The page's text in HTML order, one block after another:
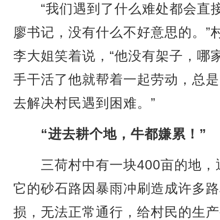
“我们遇到了什么难处都会直
廖书记，没有什么不好意思的。”
李大姐笑着说，“他没有架子，哪
手干活了他就帮着一起劳动，总
去解决村民遇到困难。”
“进去耕个地，牛都嫌累！”
三荷村中有一块400亩的地，
它的砂石路因暴雨冲刷造成许多
损，无法正常通行，给村民的生